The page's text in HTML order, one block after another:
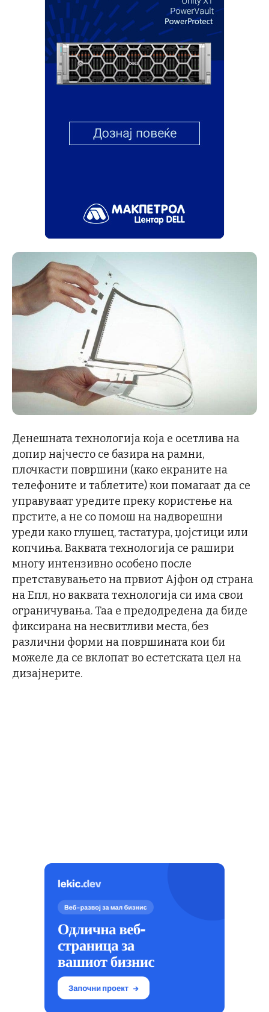
Денешната технологија која е осетлива на
допир најчесто се базира на рамни,
плочкасти површини (како екраните на
телефоните и таблетите) кои помагаат да се
управуваат уредите преку користење на
прстите, а не со помош на надворешни
уреди како глушец, тастатура, џојстици или
копчиња. Ваквата технологија се рашири
многу интензивно особено после
претставувањето на првиот Ајфон од страна
на Епл, но ваквата технологија си има свои
ограничувања. Таа е предодредена да биде
фиксирана на несвитливи места, без
различни форми на површината кои би
можеле да се вклопат во естетската цел на
дизајнерите.